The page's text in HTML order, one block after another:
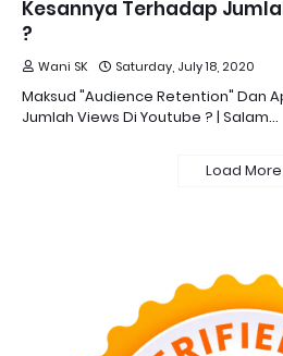
Kesannya Terhadap
?
Wani SK Saturday, July 18, 2020
Maksud "Audience Retention" Dan
Jumlah Views Di Youtube ? | Salam…
Load More